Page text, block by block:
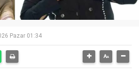
Pazar 01:34